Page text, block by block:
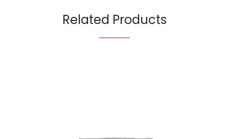
Related Products